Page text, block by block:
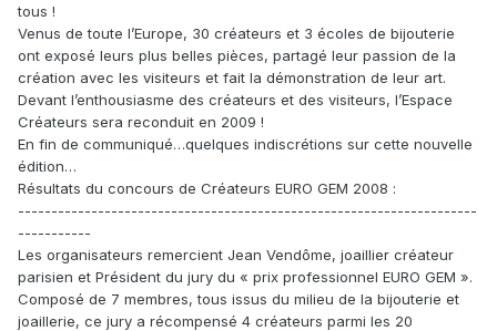
tous !
Venus de toute l’Europe, 30 créateurs et 3 écoles de bijouterie
ont exposé leurs plus belles pièces, partagé leur passion de la
création avec les visiteurs et fait la démonstration de leur art.
Devant l’enthousiasme des créateurs et des visiteurs, l’Espace
Créateurs sera reconduit en 2009 !
En fin de communiqué…quelques indiscrétions sur cette nouvelle
édition…
Résultats du concours de Créateurs EURO GEM 2008 :
---------------------------------------------------------------------
-----------
Les organisateurs remercient Jean Vendôme, joaillier créateur
parisien et Président du jury du « prix professionnel EURO GEM ».
Composé de 7 membres, tous issus du milieu de la bijouterie et
joaillerie, ce jury a récompensé 4 créateurs parmi les 20